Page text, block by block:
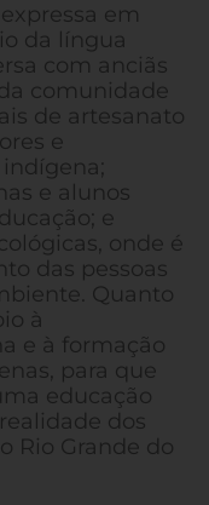
em
da língua
com anciãs
comunidade
de artesanato
e
e alunos
e
onde é
das pessoas
Quanto
à
e à formação
para que
educação
dos
Rio Grande do